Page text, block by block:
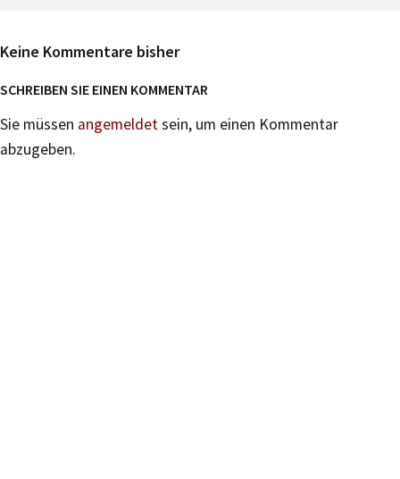
Keine Kommentare bisher
SCHREIBEN SIE EINEN KOMMENTAR
Sie müssen angemeldetsein, um einen Kommentar
abzugeben.